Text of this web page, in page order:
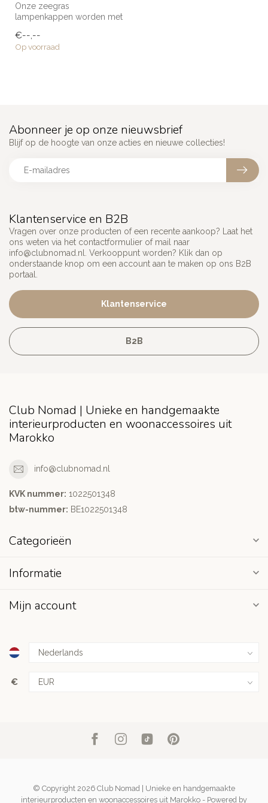
Onze zeegras
lampenkappen worden met
getalenteerde ambac...
€--,--
Op voorraad
Klantenservice en B2B
Vragen over onze producten of een recente aankoop? Laat het
ons weten via het contactformulier of mail naar
info@clubnomad.nl
. Verkooppunt worden? Klik dan op
onderstaande knop om een account aan te maken op ons B2B
portaal.
Klantenservice
B2B
Abonneer je op onze nieuwsbrief
Blijf op de hoogte van onze acties en nieuwe collecties!
Club Nomad | Unieke en handgemaakte
interieurproducten en woonaccessoires uit
Marokko
info@clubnomad.nl
KVK nummer: 1022501348
btw-nummer: BE1022501348
Categorieën
Informatie
Mijn account
€
© Copyright 2026 Club Nomad | Unieke en handgemaakte
interieurproducten en woonaccessoires uit Marokko - Powered by